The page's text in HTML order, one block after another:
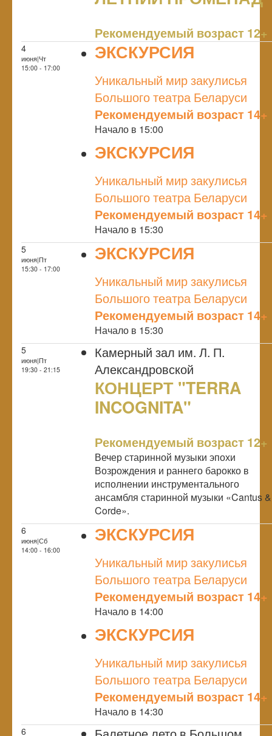
Рекомендуемый возраст 12+
4
июня|Чт
15:00 - 17:00
ЭКСКУРСИЯ
Уникальный мир закулисья
Большого театра Беларуси
Рекомендуемый возраст 14+
Начало в 15:00
ЭКСКУРСИЯ
Уникальный мир закулисья
Большого театра Беларуси
Рекомендуемый возраст 14+
Начало в 15:30
5
июня|Пт
15:30 - 17:00
ЭКСКУРСИЯ
Уникальный мир закулисья
Большого театра Беларуси
Рекомендуемый возраст 14+
Начало в 15:30
5
июня|Пт
19:30 - 21:15
Камерный зал им. Л. П.
Александровской
КОНЦЕРТ "TERRA
INCOGNITA"
Рекомендуемый возраст 12+
Вечер старинной музыки эпохи
Возрождения и раннего барокко в
исполнении инструментального
ансамбля старинной музыки «Cantus &
Corde».
6
июня|Сб
14:00 - 16:00
ЭКСКУРСИЯ
Уникальный мир закулисья
Большого театра Беларуси
Рекомендуемый возраст 14+
Начало в 14:00
ЭКСКУРСИЯ
Уникальный мир закулисья
Большого театра Беларуси
Рекомендуемый возраст 14+
Начало в 14:30
6